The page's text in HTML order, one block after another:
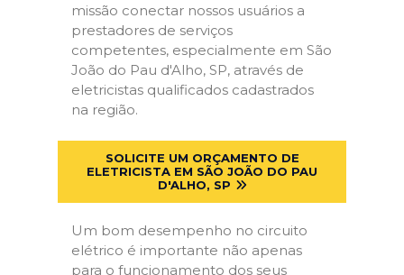
missão conectar nossos usuários a
prestadores de serviços
competentes, especialmente em São
João do Pau d'Alho, SP, através de
eletricistas qualificados cadastrados
na região.
SOLICITE UM ORÇAMENTO DE
ELETRICISTA EM SÃO JOÃO DO PAU
D'ALHO, SP
Um bom desempenho no circuito
elétrico é importante não apenas
para o funcionamento dos seus